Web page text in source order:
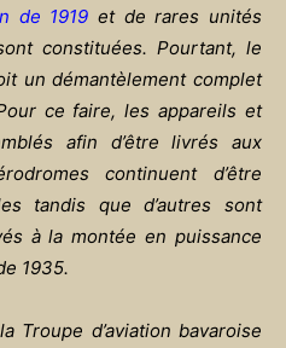
de 1919 et de rares unités
constituées. Pourtant, le
un démantèlement complet
ce faire, les appareils et
afin d’être livrés aux
continuent d’être
tandis que d’autres sont
à la montée en puissance
1935.
Troupe d’aviation bavaroise